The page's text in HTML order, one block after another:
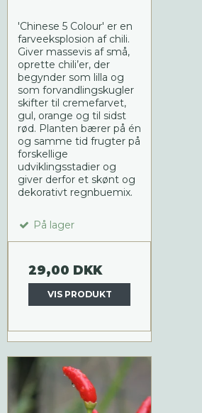
'Chinese 5 Colour' er en
farveeksplosion af chili.
Giver massevis af små,
oprette chili’er, der
begynder som lilla og
som forvandlingskugler
skifter til cremefarvet,
gul, orange og til sidst
rød. Planten bærer på én
og samme tid frugter på
forskellige
udviklingsstadier og
giver derfor et skønt og
dekorativt regnbuemix.
På lager
29,00 DKK
VIS PRODUKT